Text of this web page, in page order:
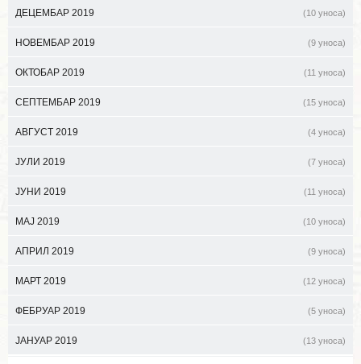
ДЕЦЕМБАР 2019 (10 уноса)
НОВЕМБАР 2019 (9 уноса)
ОКТОБАР 2019 (11 уноса)
СЕПТЕМБАР 2019 (15 уноса)
АВГУСТ 2019 (4 уноса)
ЈУЛИ 2019 (7 уноса)
ЈУНИ 2019 (11 уноса)
МАЈ 2019 (10 уноса)
АПРИЛ 2019 (9 уноса)
МАРТ 2019 (12 уноса)
ФЕБРУАР 2019 (5 уноса)
ЈАНУАР 2019 (13 уноса)